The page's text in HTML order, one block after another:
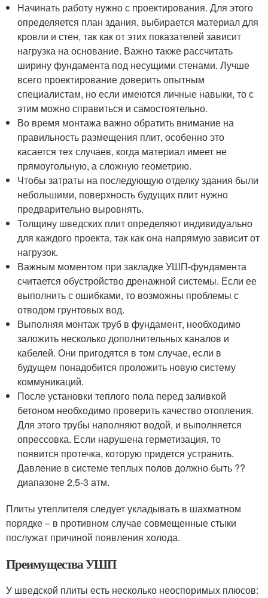
Начинать работу нужно с проектирования. Для этого
определяется план здания, выбирается материал для
кровли и стен, так как от этих показателей зависит
нагрузка на основание. Важно также рассчитать
ширину фундамента под несущими стенами. Лучше
всего проектирование доверить опытным
специалистам, но если имеются личные навыки, то с
этим можно справиться и самостоятельно.
Во время монтажа важно обратить внимание на
правильность размещения плит, особенно это
касается тех случаев, когда материал имеет не
прямоугольную, а сложную геометрию.
Чтобы затраты на последующую отделку здания были
небольшими, поверхность будущих плит нужно
предварительно выровнять.
Толщину шведских плит определяют индивидуально
для каждого проекта, так как она напрямую зависит от
нагрузок.
Важным моментом при закладке УШП-фундамента
считается обустройство дренажной системы. Если ее
выполнить с ошибками, то возможны проблемы с
отводом грунтовых вод.
Выполняя монтаж труб в фундамент, необходимо
заложить несколько дополнительных каналов и
кабелей. Они пригодятся в том случае, если в
будущем понадобится проложить новую систему
коммуникаций.
После установки теплого пола перед заливкой
бетоном необходимо проверить качество отопления.
Для этого трубы наполняют водой, и выполняется
опрессовка. Если нарушена герметизация, то
появится протечка, которую придется устранить.
Давление в системе теплых полов должно быть ??
диапазоне 2,5-3 атм.
Плиты утеплителя следует укладывать в шахматном
порядке – в противном случае совмещенные стыки
послужат причиной появления холода.
Преимущества УШП
У шведской плиты есть несколько неоспоримых плюсов: